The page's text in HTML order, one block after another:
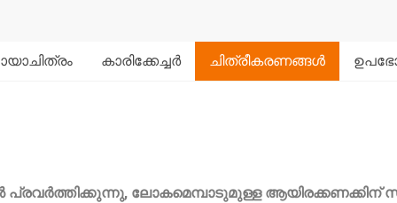
കാരിക്കേച്ചർ ചിത്രീകരണങ്ങൾ
പ്രവർത്തിക്കുന്നു, ലോകമെമ്പാടുമുള്ള